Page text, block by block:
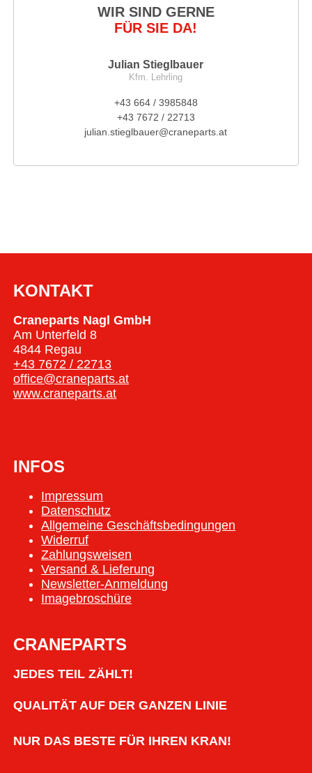
WIR SIND GERNE
FÜR SIE DA!
Julian Stieglbauer
Kfm. Lehrling
+43 664 / 3985848
+43 7672 / 22713
julian.stieglbauer@craneparts.at
KONTAKT
Craneparts Nagl GmbH
Am Unterfeld 8
4844 Regau
+43 7672 / 22713
office@craneparts.at
www.craneparts.at
INFOS
Impressum
Datenschutz
Allgemeine Geschäftsbedingungen
Widerruf
Zahlungsweisen
Versand & Lieferung
Newsletter-Anmeldung
Imagebroschüre
CRANEPARTS
JEDES TEIL ZÄHLT!
QUALITÄT AUF DER GANZEN LINIE
NUR DAS BESTE FÜR IHREN KRAN!